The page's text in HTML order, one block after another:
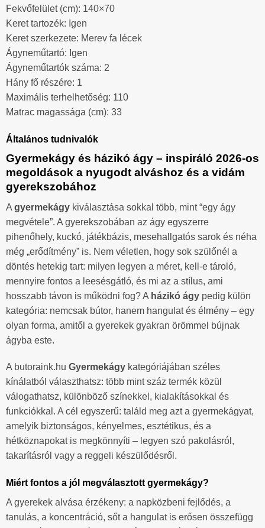
Fekvőfelület (cm): 140×70
Keret tartozék: Igen
Keret szerkezete: Merev fa lécek
Ágyneműtartó: Igen
Ágyneműtartók száma: 2
Hány fő részére: 1
Maximális terhelhetőség: 110
Matrac magassága (cm): 33
Általános tudnivalók
Gyermekágy és házikó ágy – inspiráló 2026-os
megoldások a nyugodt alváshoz és a vidám
gyerekszobához
A gyermekágy kiválasztása sokkal több, mint “egy ágy
megvétele”. A gyerekszobában az ágy egyszerre
pihenőhely, kuckó, játékbázis, mesehallgatós sarok és néha
még „erődítmény” is. Nem véletlen, hogy sok szülőnél a
döntés hetekig tart: milyen legyen a méret, kell-e tároló,
mennyire fontos a leesésgátló, és mi az a stílus, ami
hosszabb távon is működni fog? A házikó ágy pedig külön
kategória: nemcsak bútor, hanem hangulat és élmény – egy
olyan forma, amitől a gyerekek gyakran örömmel bújnak
ágyba este.
A butoraink.hu Gyermekágy kategóriájában széles
kínálatból választhatsz: több mint száz termék közül
válogathatsz, különböző színekkel, kialakításokkal és
funkciókkal. A cél egyszerű: találd meg azt a gyermekágyat,
amelyik biztonságos, kényelmes, esztétikus, és a
hétköznapokat is megkönnyíti – legyen szó pakolásról,
takarításról vagy a reggeli készülődésről.
Miért fontos a jól megválasztott gyermekágy?
A gyerekek alvása érzékeny: a napközbeni fejlődés, a
tanulás, a koncentráció, sőt a hangulat is erősen összefügg